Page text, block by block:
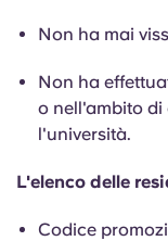
Non ha mai
Non ha
o nell'ambito
l'università.
L'elenco delle
Codice